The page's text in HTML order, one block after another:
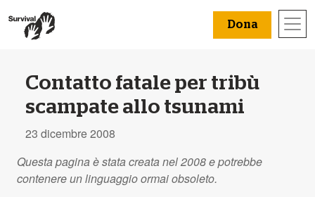
Dona
Contatto fatale per tribù
scampate allo tsunami
23 dicembre 2008
Questa pagina è stata creata nel 2008 e potrebbe
contenere un linguaggio ormai obsoleto.